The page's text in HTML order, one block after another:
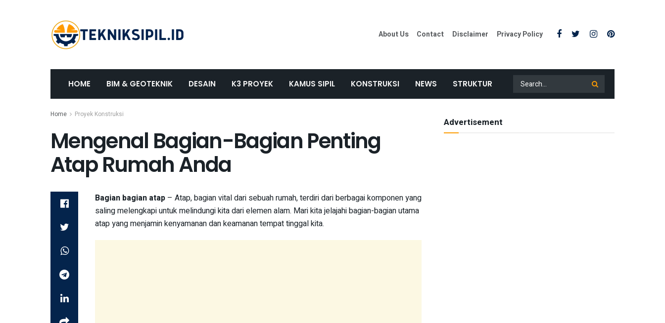
About Us Contact Disclaimer Privacy Policy
HOME BIM & GEOTEKNIK DESAIN K3 PROYEK KAMUS SIPIL KONSTRUKSI NEWS STRUKTUR
Home Proyek Konstruksi
Mengenal Bagian-Bagian Penting
Atap Rumah Anda
Bagian bagian atap – Atap, bagian vital dari sebuah rumah, terdiri dari berbagai komponen yang
saling melengkapi untuk melindungi kita dari elemen alam. Mari kita jelajahi bagian-bagian utama
atap yang menjamin kenyamanan dan keamanan tempat tinggal kita.
Advertisement